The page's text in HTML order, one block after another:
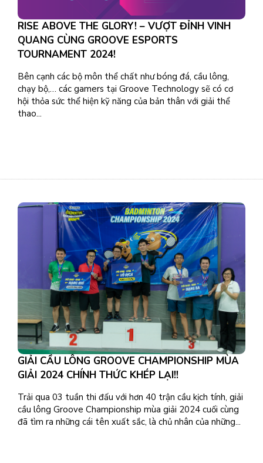
RISE ABOVE THE GLORY! – VƯỢT ĐỈNH VINH
QUANG CÙNG GROOVE ESPORTS
TOURNAMENT 2024!
Bên cạnh các bộ môn thể chất như bóng đá, cầu lông,
chạy bộ,… các gamers tại Groove Technology sẽ có cơ
hội thỏa sức thể hiện kỹ năng của bản thân với giải thể
thao...
GIẢI CẦU LÔNG GROOVE CHAMPIONSHIP MÙA
GIẢI 2024 CHÍNH THỨC KHÉP LẠI!!
Trải qua 03 tuần thi đấu với hơn 40 trận cầu kịch tính, giải
cầu lông Groove Championship mùa giải 2024 cuối cùng
đã tìm ra những cái tên xuất sắc, là chủ nhân của những...